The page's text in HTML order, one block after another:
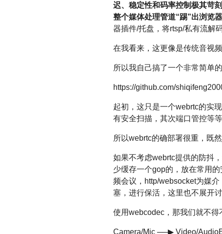
迟、稳定性和码率控制极其苛
整个媒体处理管道“踢”出浏览
器插件/托盘，将rtsp/私有流解
在我看来，这更像是传统音视
所以我自己搞了一个非常简单
https://github.com/
起初，这只是一个webrtc的实
有安全扫描，其次端口管控等
所以webrtc的确部署很重，既
如果不考虑webrtc提供的防抖
少缓存一个gop的，放在常用
频会议，http/websocket为媒
塞，进行保活，这里也不展开讨
使用webcodec，那我们就不
Camera/Mic ──▶ Video/